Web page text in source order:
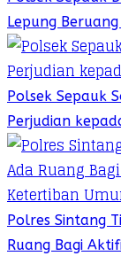
Lepung
Polsek Sepauk
Perjudian
Polres Sintang
Ruang Bagi